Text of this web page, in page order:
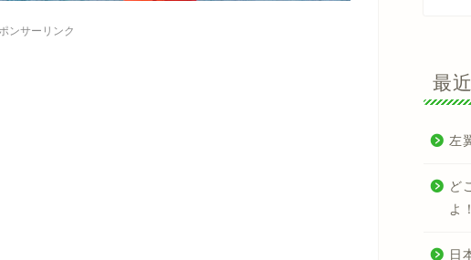
ンサーリンク
最
左
ど
よ！
日